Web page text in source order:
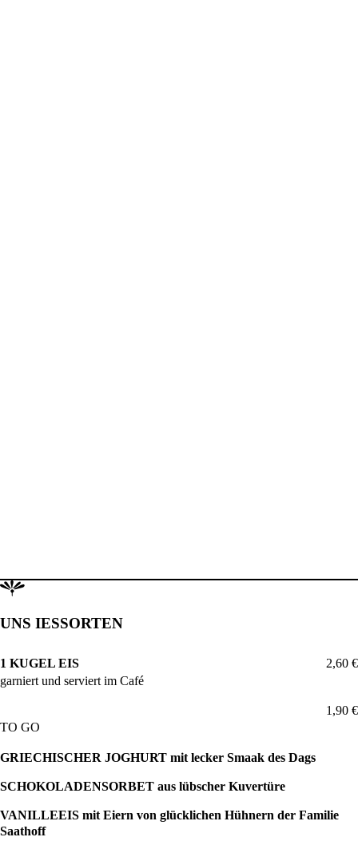
UNS IESSORTEN
1 KUGEL EIS
2,60 €
garniert und serviert im Café
1,90 €
TO GO
GRIECHISCHER JOGHURT mit lecker Smaak des Dags
SCHOKOLADENSORBET aus lübscher Kuvertüre
VANILLEEIS mit Eiern von glücklichen Hühnern der Familie
Saathoff